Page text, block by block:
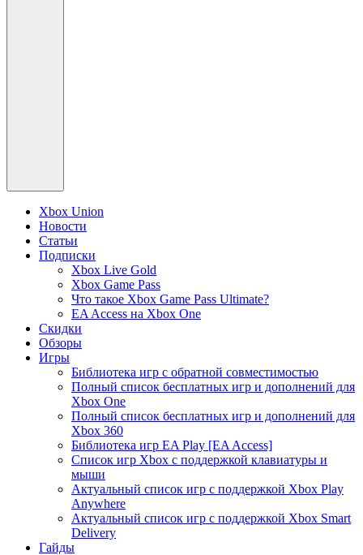
Xbox Union
Новости
Статьи
Подписки
Xbox Live Gold
Xbox Game Pass
Что такое Xbox Game Pass Ultimate?
EA Access на Xbox One
Скидки
Обзоры
Игры
Библиотека игр с обратной совместимостью
Полный список бесплатных игр и дополнений для
Xbox One
Полный список бесплатных игр и дополнений для
Xbox 360
Библиотека игр EA Play [EA Access]
Список игр Xbox c поддержкой клавиатуры и
мыши
Актуальный список игр с поддержкой Xbox Play
Anywhere
Актуальный список игр с поддержкой Xbox Smart
Delivery
Гайды